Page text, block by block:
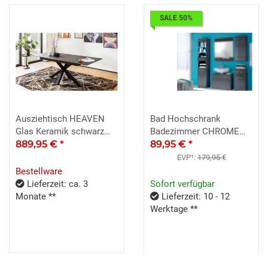
Ausziehtisch HEAVEN
Glas Keramik schwarz
Sternfuß 168-210x90
889,95 € *
Bestellware
Lieferzeit: ca. 3
Monate **
SALE 50%
Bad Hochschrank
Badezimmer CHROME
graumetallic Hochglanz
89,95 € *
EVP¹:179,95 €
Sofort verfügbar
Lieferzeit: 10 - 12
Werktage **